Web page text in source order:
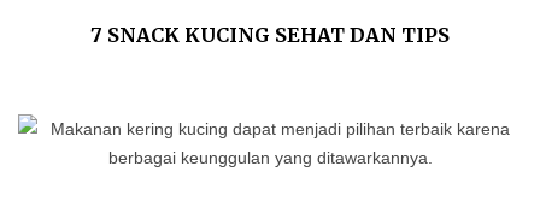
7 SNACK KUCING SEHAT DAN TIPS